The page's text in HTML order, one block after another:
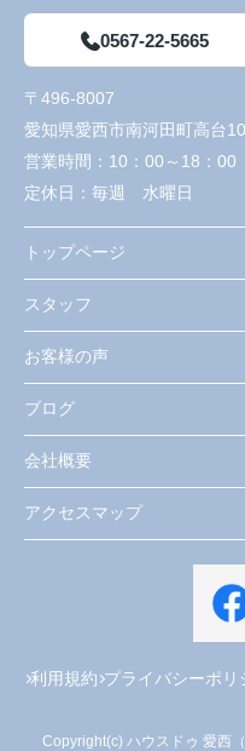
0567-22-5665
〒496-8007
愛知県愛西市南河田町高台
営業時間： 10：00～18：00
定休日： 毎週 水曜日
トップページ
スタッフ
お客様の声
ブログ
会社概要
アクセスマップ
利用規約 プライバシーポリ
Copyright(c) ハウスドゥ 愛西